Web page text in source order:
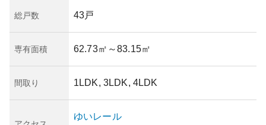
総戸数 43戸
専有面積 62.73㎡ ～83.15㎡
間取り 1LDK, 3LDK, 4LDK
ゆいレール